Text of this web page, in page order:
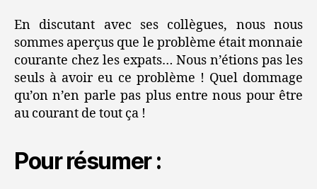
En discutant avec ses collègues, nous nous
sommes aperçus que le problème était monnaie
courante chez les expats… Nous n’étions pas les
seuls à avoir eu ce problème ! Quel dommage
qu’on n’en parle pas plus entre nous pour être
au courant de tout ça !
Pour résumer :